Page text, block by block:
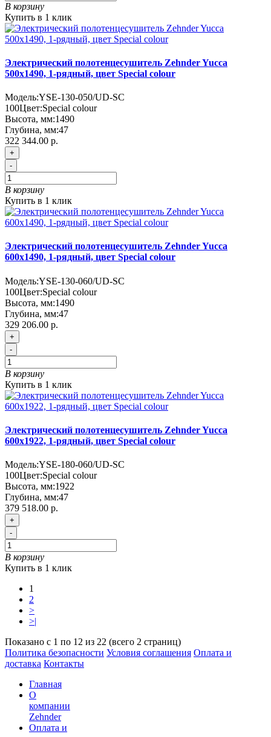
В корзину
Купить в 1 клик
Электрический полотенцесушитель Zehnder Yucca
500х1490, 1-рядный, цвет Special colour
Модель:YSE-130-050/UD-SC
100Цвет:Special colour
Высота, мм:1490
Глубина, мм:47
322 344.00 р.
+
-
В корзину
Купить в 1 клик
Электрический полотенцесушитель Zehnder Yucca
600х1490, 1-рядный, цвет Special colour
Модель:YSE-130-060/UD-SC
100Цвет:Special colour
Высота, мм:1490
Глубина, мм:47
329 206.00 р.
+
-
В корзину
Купить в 1 клик
Электрический полотенцесушитель Zehnder Yucca
600х1922, 1-рядный, цвет Special colour
Модель:YSE-180-060/UD-SC
100Цвет:Special colour
Высота, мм:1922
Глубина, мм:47
379 518.00 р.
+
-
В корзину
Купить в 1 клик
1
2
>
>|
Показано с 1 по 12 из 22 (всего 2 страниц)
Политика безопасности Условия соглашения Оплата и
доставка Контакты
Главная
О
компании
Zehnder
Оплата и